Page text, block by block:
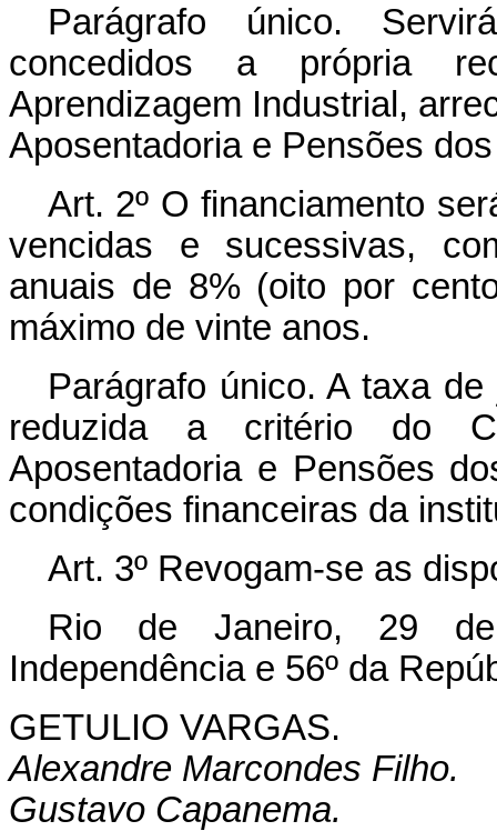
Parágrafo único.
concedidos a própria
Aprendizagem Industrial,
Aposentadoria e Pensões
Art. 2º O financiamento
vencidas e sucessivas,
anuais de 8% (oito por
máximo de vinte anos.
Parágrafo único. A taxa
reduzida a critério do
Aposentadoria e Pensões
condições financeiras da
Art. 3º Revogam-se as
Rio de Janeiro, 29
Independência e 56º da
GETULIO VARGAS.
Alexandre Marcondes Filho.
Gustavo Capanema.